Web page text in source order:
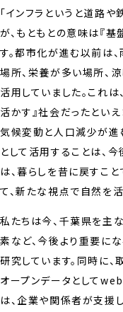
「インフラというと道路
が、もともとの意味は『基
す。都市化が進む以前は
場所、栄養が多い場所、
活用していました。これは
活かす』社会だったといえ
気候変動と人口減少が進
として活用することは、
は、暮らしを昔に戻すこ
て、新たな視点で自然を活
私たちは今、千葉県を主
素など、今後より重要に
研究しています。同時に
オープンデータとして
は、企業や関係者が支援